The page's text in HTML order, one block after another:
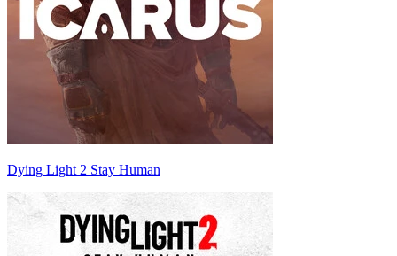
Dying Light 2 Stay Human